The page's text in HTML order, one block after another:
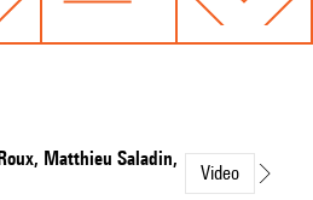
Matthieu Saladin,
Video